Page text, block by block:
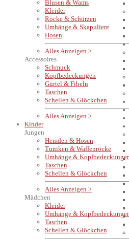
Blusen & Wams
Kleider
Röcke & Schürzen
Umhänge & Skapuliere
Hosen
Alles Anzeigen >
Accessoires
Schmuck
Kopfbedeckungen
Gürtel & Fibeln
Taschen
Schellen & Glöckchen
Alles Anzeigen >
Kinder
Jungen
Hemden & Hosen
Tuniken & Waffenröcke
Umhänge &
Taschen
Schellen & Glöckchen
Alles Anzeigen >
Mädchen
Kleider
Umhänge &
Taschen
Schellen & Glöckchen